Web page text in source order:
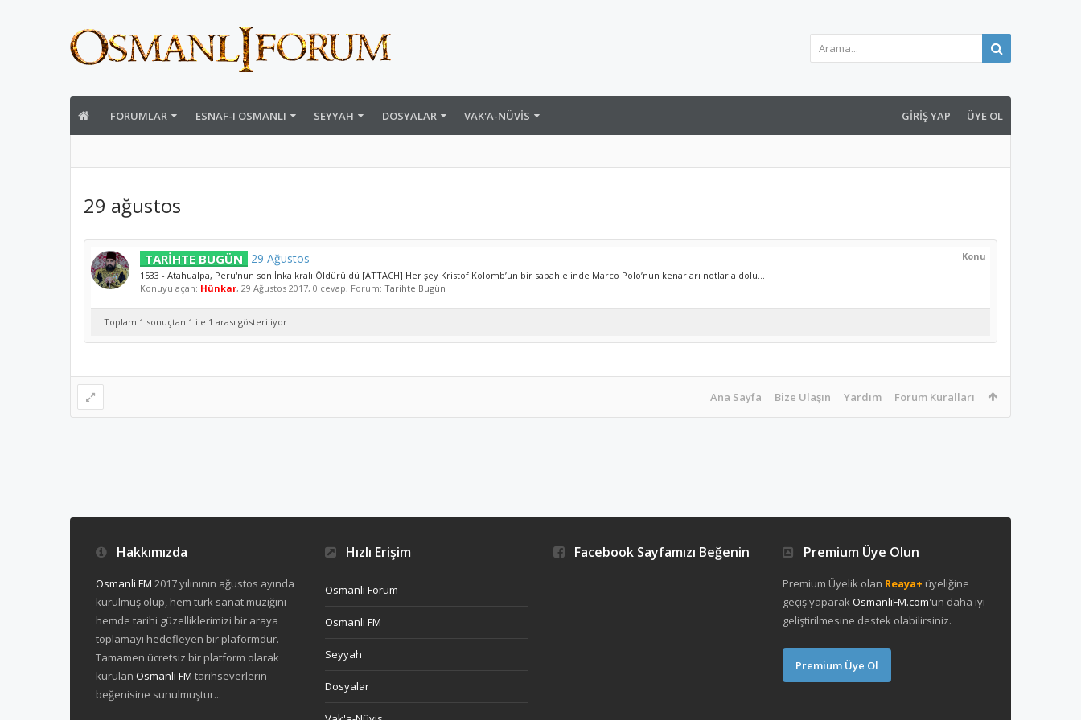
FORUMLAR ESNAF-I OSMANLI SEYYAH DOSYALAR VAK'A-NÜVIS GIRIŞ YAP ÜYE OL
29 ağustos
Konu
TARİHTE BUGÜN 29 Ağustos
1533 - Atahualpa, Peru'nun son İnka kralı Öldürüldü [ATTACH] Her şey Kristof Kolomb’un bir sabah elinde Marco Polo’nun kenarları notlarla dolu...
Konuyu açan: Hünkar, 29 Ağustos 2017, 0 cevap, Forum: Tarihte Bugün
Toplam 1 sonuçtan 1 ile 1 arası gösteriliyor
Ana Sayfa Bize Ulaşın Yardım Forum Kuralları
Hakkımızda
Osmanli FM 2017 yılınının ağustos ayında
kurulmuş olup, hem türk sanat müziğini
hemde tarihi güzelliklerimizi bir araya
toplamayı hedefleyen bir plaformdur.
Tamamen ücretsiz bir platform olarak
kurulan Osmanli FM tarihseverlerin
beğenisine sunulmuştur...
Hızlı Erişim
Osmanlı Forum
Osmanlı FM
Seyyah
Dosyalar
Facebook Sayfamızı Beğenin Premium Üye Olun
Premium Üyelik olan Reaya+ üyeliğine
geçiş yaparakOsmanliFM.com'un daha iyi
geliştirilmesine destek olabilirsiniz.
Premium Üye Ol